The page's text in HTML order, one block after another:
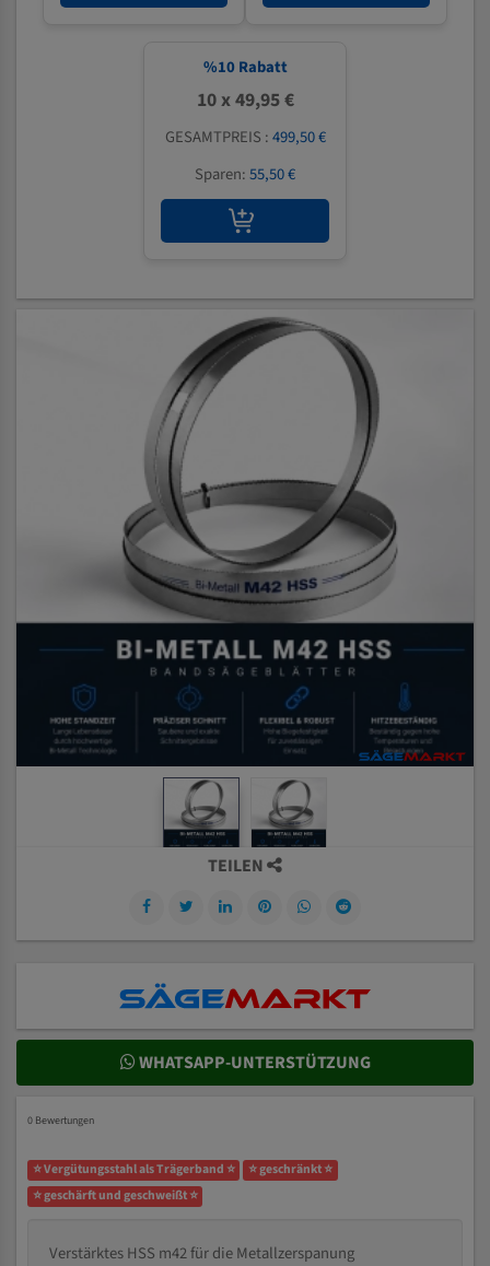
%10 Rabatt
10 x 49,95 €
GESAMTPREIS :499,50 €
Sparen:55,50 €
TEILEN
WHATSAPP-UNTERSTÜTZUNG
0 Bewertungen
⭐ Vergütungsstahl als Trägerband ⭐
⭐ geschränkt ⭐
⭐ geschärft und geschweißt ⭐
Verstärktes HSS m42 für die Metallzerspanung